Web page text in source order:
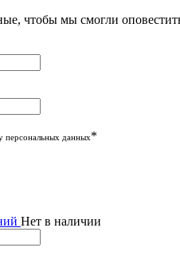
чтобы мы смогли
персональных данных*
Нет в наличии